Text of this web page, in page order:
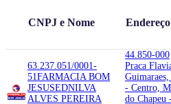
CNPJ e Nome Endereço
63.237.051/0001-
51FARMACIA BOM
JESUSEDNILVA
ALVES PEREIRA
44.850-000
Praca
- Centro,
do Chapeu